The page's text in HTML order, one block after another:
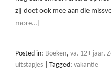
zij doet ook mee aan die
more…]
Posted in: Boeken, va. 12+ jaar,
uitstapjes
Tagged: vakantie